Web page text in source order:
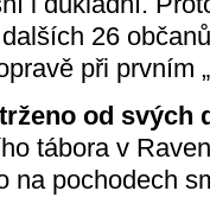
26
při prvním
od svých
tábora v
na pochodech